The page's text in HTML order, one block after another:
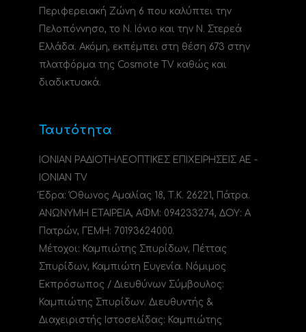
Περιφερειακή Ζώνη 6 που καλύπτει την
Πελοπόννησο, το N. Ιόνιο και την Ν. Στερεά
Ελλάδα. Ακόμη, εκπέμπει στη θέση 673 στην
πλατφόρμα της Cosmote TV καθώς και
διαδικτυακά.
Ταυτότητα
ΙΟΝΙΑΝ ΡΑΔΙΟΤΗΛΕΟΠΤΙΚΕΣ ΕΠΙΧΕΙΡΗΣΕΙΣ ΑΕ -
IONIAN TV
Έδρα: Όθωνος Αμαλίας 18, Τ.Κ. 26221, Πάτρα.
ΑΝΩΝΥΜΗ ΕΤΑΙΡΕΙΑ, ΑΦΜ: 094233274, ΔΟΥ: A
Πατρών, ΓΕΜΗ: 70193624000.
Μέτοχοι: Καμπιώτης Σπυρίδων, Πέττας
Σπυρίδων, Καμπιώτη Ευγενία. Νόμιμος
Εκπρόσωπος / Διευθύνων Σύμβουλος:
Καμπιώτης Σπυρίδων. Διευθυντής &
Διαχειριστής Ιστοσελίδας: Καμπιώτης